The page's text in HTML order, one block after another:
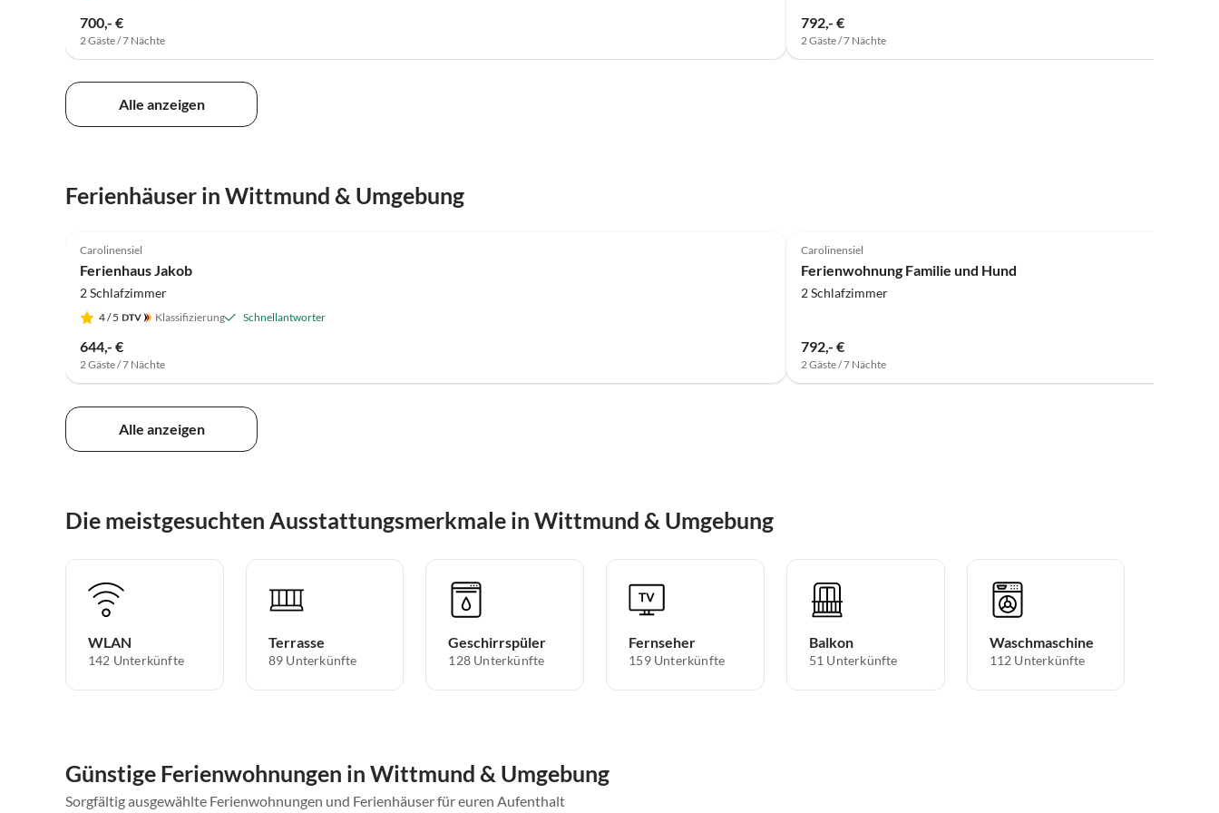
700,- €
2 Gäste / 7 Nächte
792,- €
2 Gäste / 7 Nächte
Alle anzeigen
Ferienhäuser in Wittmund & Umgebung
Carolinensiel
Ferienhaus Jakob
2 Schlafzimmer
4/ 5 Klassifizierung Schnellantworter
644,- €
2 Gäste / 7 Nächte
Carolinensiel
Ferienwohnung Familie und Hund
2 Schlafzimmer
792,- €
2 Gäste / 7 Nächte
Alle anzeigen
Die meistgesuchten Ausstattungsmerkmale in Wittmund & Umgebung
WLAN
142 Unterkünfte
Terrasse
89 Unterkünfte
Geschirrspüler
128 Unterkünfte
Fernseher
159 Unterkünfte
Balkon
51 Unterkünfte
Waschmaschine
112 Unterkünfte
Günstige Ferienwohnungen in Wittmund & Umgebung
Sorgfältig ausgewählte Ferienwohnungen und Ferienhäuser für euren Aufenthalt